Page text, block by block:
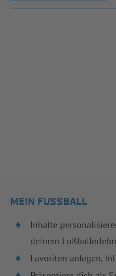
MEIN FUSSBALL
Inhalte
deinem
Favoriten anlegen,